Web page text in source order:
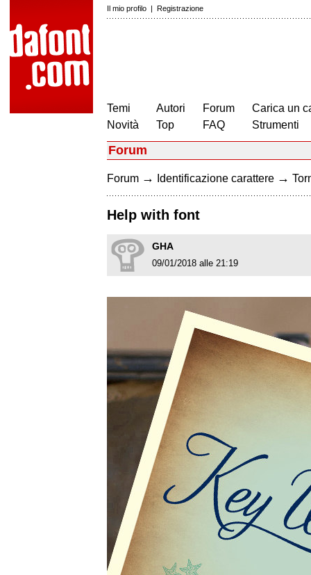
Il mio profilo | Registrazione
Temi
Novità
Autori
Top
Forum
FAQ
Carica un
Strumenti
Forum
Forum → Identificazione carattere →
Help with font
GHA
09/01/2018 alle 21:19